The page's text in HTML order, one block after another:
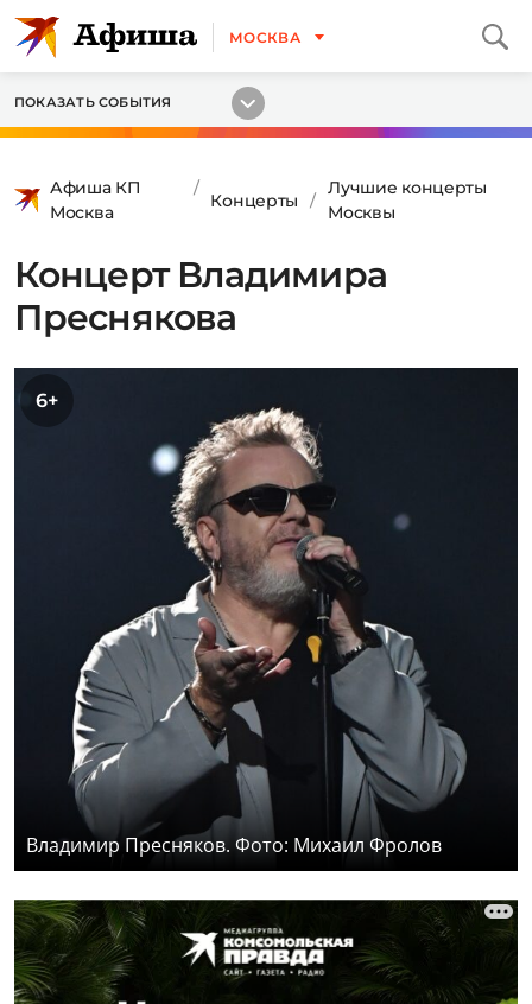
МОСКВА
ПОКАЗАТЬ СОБЫТИЯ
Афиша КП
Москва
Концерты
Лучшие концерты
Москвы
Концерт Владимира
Преснякова
6+
Владимир Пресняков. Фото: Михаил Фролов